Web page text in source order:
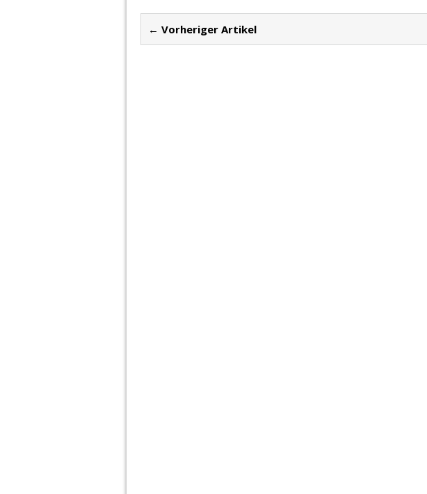
← Vorheriger Artikel